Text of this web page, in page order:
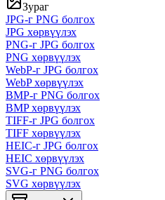
Зураг
JPG-г PNG болгох
JPG хөрвүүлэх
PNG-г JPG болгох
PNG хөрвүүлэх
WebP-г JPG болгох
WebP хөрвүүлэх
BMP-г PNG болгох
BMP хөрвүүлэх
TIFF-г JPG болгох
TIFF хөрвүүлэх
HEIC-г JPG болгох
HEIC хөрвүүлэх
SVG-г PNG болгох
SVG хөрвүүлэх